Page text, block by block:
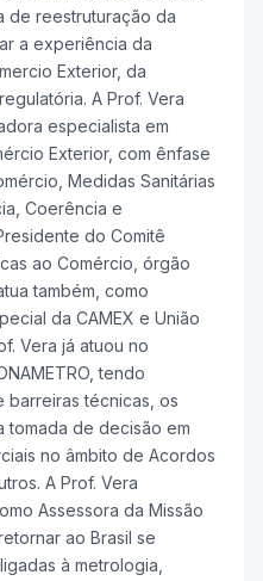
de reestruturação da
a experiência da
Exterior, da
A Prof. Vera
especialista em
Exterior, com ênfase
Medidas Sanitárias
Coerência e
do Comitê
ao Comércio, órgão
também, como
da CAMEX e União
Vera já atuou no
tendo
técnicas, os
tomada de decisão em
no âmbito de Acordos
A Prof. Vera
Assessora da Missão
ao Brasil se
à metrologia,